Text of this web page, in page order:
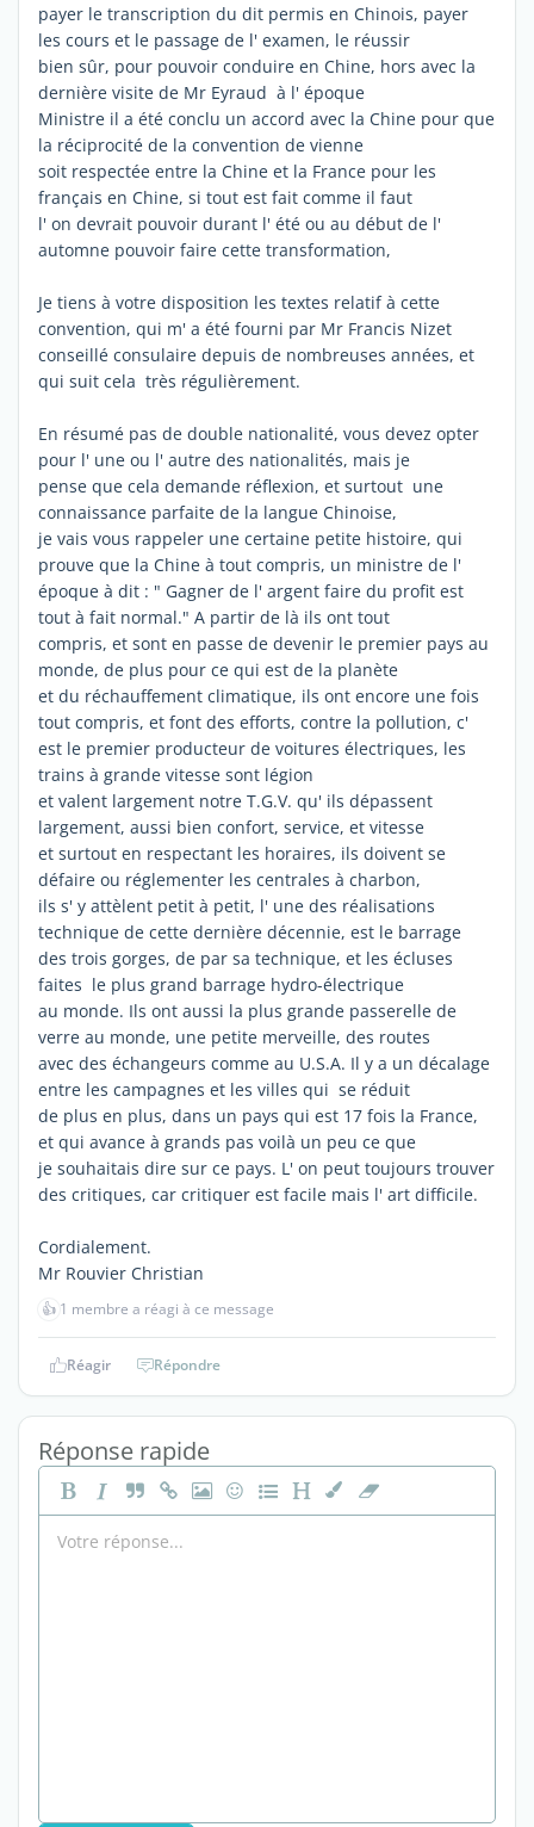
payer le transcription du dit permis en Chinois, payer
les cours et le passage de l' examen, le réussir
bien sûr, pour pouvoir conduire en Chine, hors avec la
dernière visite de Mr Eyraud à l' époque
Ministre il a été conclu un accord avec la Chine pour que
la réciprocité de la convention de vienne
soit respectée entre la Chine et la France pour les
français en Chine, si tout est fait comme il faut
l' on devrait pouvoir durant l' été ou au début de l'
automne pouvoir faire cette transformation,
Je tiens à votre disposition les textes relatif à cette
convention, qui m' a été fourni par Mr Francis Nizet
conseillé consulaire depuis de nombreuses années, et
qui suit cela très régulièrement.
En résumé pas de double nationalité, vous devez opter
pour l' une ou l' autre des nationalités, mais je
pense que cela demande réflexion, et surtout une
connaissance parfaite de la langue Chinoise,
je vais vous rappeler une certaine petite histoire, qui
prouve que la Chine à tout compris, un ministre de l'
époque à dit : " Gagner de l' argent faire du profit est
tout à fait normal." A partir de là ils ont tout
compris, et sont en passe de devenir le premier pays au
monde, de plus pour ce qui est de la planète
et du réchauffement climatique, ils ont encore une fois
tout compris, et font des efforts, contre la pollution, c'
est le premier producteur de voitures électriques, les
trains à grande vitesse sont légion
et valent largement notre T.G.V. qu' ils dépassent
largement, aussi bien confort, service, et vitesse
et surtout en respectant les horaires, ils doivent se
défaire ou réglementer les centrales à charbon,
ils s' y attèlent petit à petit, l' une des réalisations
technique de cette dernière décennie, est le barrage
des trois gorges, de par sa technique, et les écluses
faites le plus grand barrage hydro-électrique
au monde. Ils ont aussi la plus grande passerelle de
verre au monde, une petite merveille, des routes
avec des échangeurs comme au U.S.A. Il y a un décalage
entre les campagnes et les villes qui se réduit
de plus en plus, dans un pays qui est 17 fois la France,
et qui avance à grands pas voilà un peu ce que
je souhaitais dire sur ce pays. L' on peut toujours trouver
des critiques, car critiquer est facile mais l' art difficile.
Cordialement.
Mr Rouvier Christian
👍 1 membre a réagi à ce message
Réagir Répondre
Réponse rapide